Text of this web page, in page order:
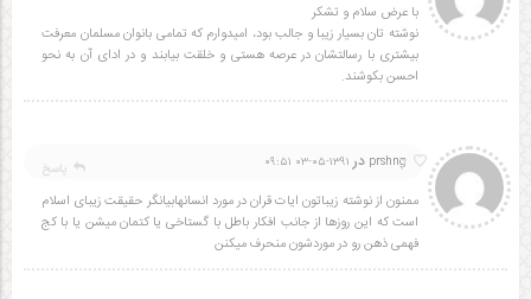
با عرض سلام و تشکر
نوشته تان بسیار زیبا و جالب بود، امیدوارم که تمامی بانوان مسلمان معرفت
بیشتری با رسالتشان در عرصه هستی و خلقت بیابند و در ادای آن به نحو
احسن بکوشند.
7
prshng در ۱۳۹۱-۰۵-۰۳ ۰۹:۵۱
ممنون از نوشته زیباتون ایات قران در مورد انسانهابیانگر حقیقت زیبای اسلام
است که این روزها از جانب افکار باطل با گستاخی یا کتمان میشن یا با کج
فهمی ذهن رو در موردشون منحرف میکنن
پاسخ